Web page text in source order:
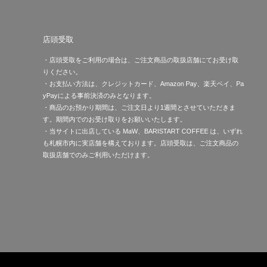
店頭受取
・店頭受取をご利用の場合は、ご注文商品の取扱店舗にてお受け取
りください。
・お支払い方法は、クレジットカード、Amazon Pay、楽天ペイ、Pa
yPayによる事前決済のみとなります。
・商品のお預かり期間は、ご注文日より1週間とさせていただきま
す。期間内でのお受け取りをお願いいたします。
・当サイトに出店している MaW、BARISTART COFFEE は、いずれ
も札幌市内に実店舗を構えております。店頭受取は、ご注文商品の
取扱店舗でのみご利用いただけます。